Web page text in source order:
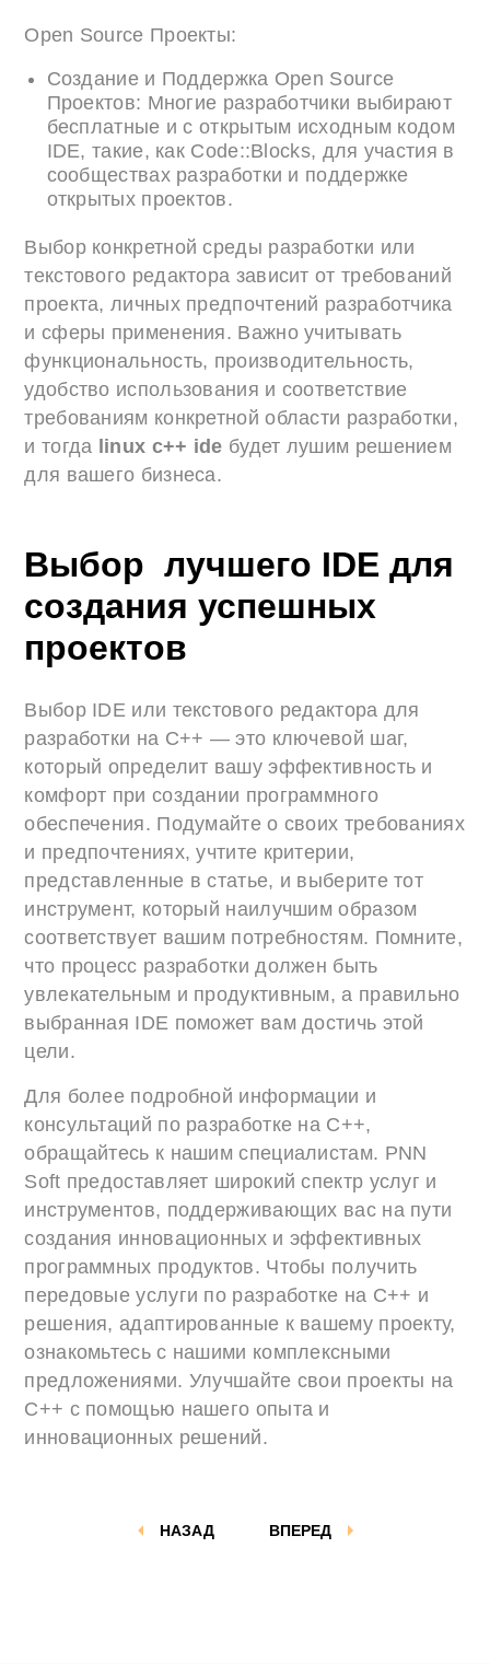
Open Source Проекты:
Создание и Поддержка Open Source
Проектов: Многие разработчики выбирают
бесплатные и с открытым исходным кодом
IDE, такие, как Code::Blocks, для участия в
сообществах разработки и поддержке
открытых проектов.
Выбор конкретной среды разработки или
текстового редактора зависит от требований
проекта, личных предпочтений разработчика
и сферы применения. Важно учитывать
функциональность, производительность,
удобство использования и соответствие
требованиям конкретной области разработки,
и тогда linux c++ ide будет лушим решением
для вашего бизнеса.
Выбор лучшего IDE для
создания успешных
проектов
Выбор IDE или текстового редактора для
разработки на C++ — это ключевой шаг,
который определит вашу эффективность и
комфорт при создании программного
обеспечения. Подумайте о своих требованиях
и предпочтениях, учтите критерии,
представленные в статье, и выберите тот
инструмент, который наилучшим образом
соответствует вашим потребностям. Помните,
что процесс разработки должен быть
увлекательным и продуктивным, а правильно
выбранная IDE поможет вам достичь этой
цели.
Для более подробной информации и
консультаций по разработке на C++,
обращайтесь к нашим специалистам. PNN
Soft предоставляет широкий спектр услуг и
инструментов, поддерживающих вас на пути
создания инновационных и эффективных
программных продуктов. Чтобы получить
передовые услуги по разработке на C++ и
решения, адаптированные к вашему проекту,
ознакомьтесь с нашими комплексными
предложениями. Улучшайте свои проекты на
C++ с помощью нашего опыта и
инновационных решений.
ВПЕРЕД
НАЗАД